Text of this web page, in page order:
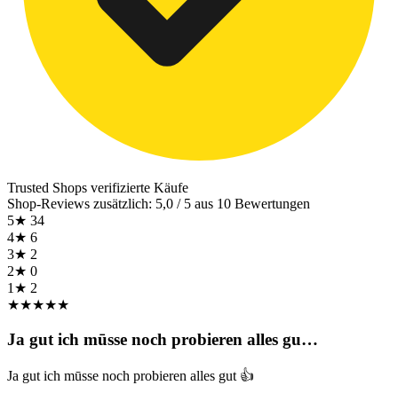
Trusted Shops verifizierte Käufe
Shop-Reviews zusätzlich: 5,0 / 5 aus 10 Bewertungen
5★ 34
4★ 6
3★ 2
2★ 0
1★ 2
★★★★★
Ja gut ich mūsse noch probieren alles gu…
Ja gut ich mūsse noch probieren alles gut 👍